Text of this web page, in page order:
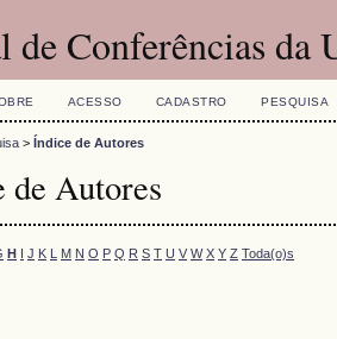
de Conferências da
ACESSO CADASTRO PESQUISA
> Índice de Autores
de Autores
H I J K L M N O P Q R S T U V W X Y Z Toda(o)s